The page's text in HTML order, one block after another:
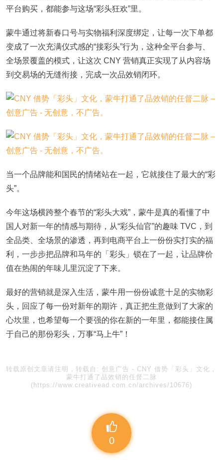
平台购买，都能参与这场“彩头狂欢”里。
蒙牛通过将新春口号与实物福利深度绑定，让每一次下单都
变成了一次充满仪式感的“接彩头”行为，这种全平台参与、
全场景覆盖的模式，让这次 CNY 营销真正实现了从内容场
到交易场的无缝衔接，完成一次品效销闭环。
当一个品牌能和国民的情绪站在一起，它就接住了最大的“彩
头”。
今年这场横跨整个春节的“彩头大戏”，蒙牛是真的看懂了中
国人对新一年的情感与期待，从“彩头仙官”的趣味 TVC，到
全品类、全场景的渗透，再到电商平台上一份份实打实的福
利，一步步把品牌和马年的「彩头」锁在了一起，让品牌价
值在热闹的年味儿里沉淀了下来。
最好的营销就是深入生活，蒙牛用一份份诚意十足的实物彩
头，回应了每一份对新年的期许，真正把生意做到了大家的
心坎里，也希望每一个要强的你在新的一年里，都能接住属
于自己的那份彩头，万事“马上牛”！
转载原创文章请注明，转载自: 创意广告 - CNY 借势「彩头」文化，
蒙牛打通了品效销的任督二脉
(https://www.creativead.com.cn/archives/10676)
0